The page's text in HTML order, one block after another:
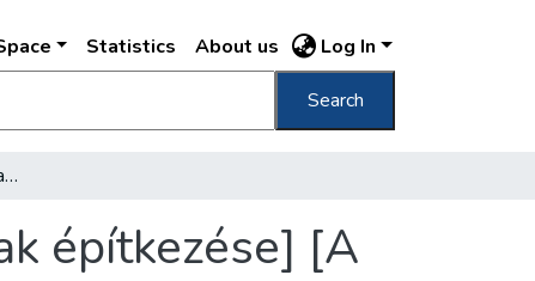
Statistics About us Log In
Search
[A Fővárosi Közmunkák Tanácsa székházának építkezése] [A kapuív zsaluzása] /
építkezése] [A